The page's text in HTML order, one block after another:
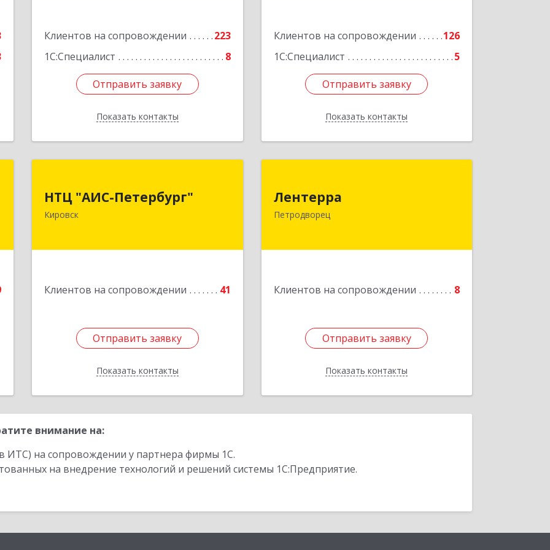
Клиентов на сопровождении
223
1С:Специалист
8
Отправить заявку
Показать контакты
Отправить заявку
Назад
Клиентов на сопровождении
126
1С:Специалист
5
Отправить заявку
Показать контакты
Отправить заявку
Назад
НТЦ "АИС-Петербург"
Кировск
Клиентов на сопровождении 41
Отправить заявку
Показать контакты
187342, Ленинградская обл, Кировск г,
р-н Кировский, Новая ул, дом № 5, а/я
Отправить заявку
Назад
Лентерра
Петродворец
Клиентов на сопровождении 8
Отправить заявку
Показать контакты
198517, Санкт-Петербург, Петергоф г,
Ропшинское шоссе, дом № 3, корпус 2,
Отправить заявку
Назад
внимание на:
ИТС) на сопровождении у партнера фирмы 1С.
на внедрение технологий и решений системы 1С:Предприятие.